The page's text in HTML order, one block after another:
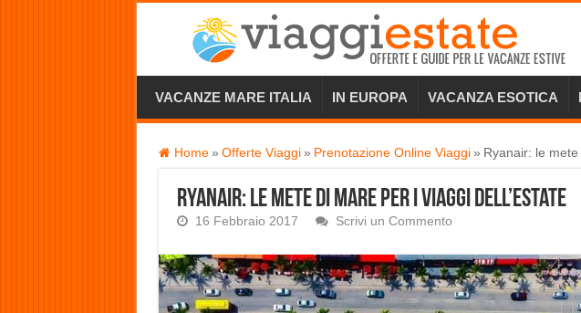
VACANZE MARE ITALIA IN EUROPA VACANZA ESOTICA
Home » Offerte Viaggi » Prenotazione Online Viaggi » Ryanair: le
Ryanair: le mete di mare per i viaggi dell’Estate
16 Febbraio 2017 Scrivi un Commento